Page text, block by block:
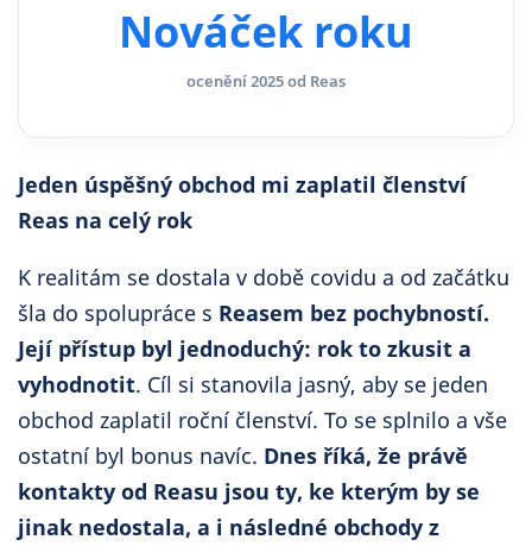
Nováček roku
ocenění 2025 od Reas
Jeden úspěšný obchod mi zaplatil členství
Reas na celý rok
K realitám se dostala v době covidu a od začátku
šla do spolupráce s Reasem bez pochybností.
Její přístup byl jednoduchý: rok to zkusit a
vyhodnotit. Cíl si stanovila jasný, aby se jeden
obchod zaplatil roční členství. To se splnilo a vše
ostatní byl bonus navíc. Dnes říká, že právě
kontakty od Reasu jsou ty, ke kterým by se
jinak nedostala, a i následné obchody z